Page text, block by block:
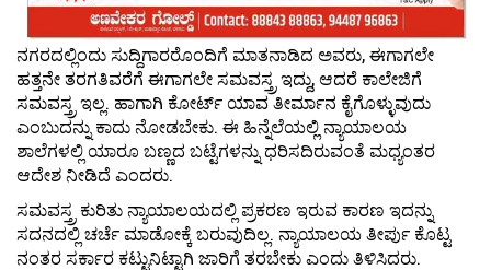
ನಗರದಲ್ಲಿಂದು ಸುದ್ದಿಗಾರರೊಂದಿಗೆ ಮಾತನಾಡಿದ ಅವರು, ಈಗಾಗಲೇ
ಹತ್ತನೇ ತರಗತಿವರೆಗೆ ಈಗಾಗಲೇ ಸಮವಸ್ತ್ರ ಇದ್ದು, ಆದರೆ ಕಾಲೇಜಿಗೆ
ಸಮವಸ್ತ್ರ ಇಲ್ಲ. ಹಾಗಾಗಿ ಕೋರ್ಟ್ ಯಾವ ತೀರ್ಮಾನ ಕೈಗೊಳ್ಳುವುದು
ಎಂಬುದನ್ನು ಕಾದು ನೋಡಬೇಕು. ಈ ಹಿನ್ನೆಲೆಯಲ್ಲಿ ನ್ಯಾಯಾಲಯ
ಶಾಲೆಗಳಲ್ಲಿ ಯಾರೂ ಬಣ್ಣದ ಬಟ್ಟೆಗಳನ್ನು ಧರಿಸದಿರುವಂತೆ ಮಧ್ಯಂತರ
ಆದೇಶ ನೀಡಿದೆ ಎಂದರು.
ಸಮವಸ್ತ್ರ ಕುರಿತು ನ್ಯಾಯಾಲಯದಲ್ಲಿ ಪ್ರಕರಣ ಇರುವ ಕಾರಣ ಇದನ್ನು
ಸದನದಲ್ಲಿ ಚರ್ಚೆ ಮಾಡೋಕ್ಕೆ ಬರುವುದಿಲ್ಲ. ನ್ಯಾಯಾಲಯ ತೀರ್ಪು ಕೊಟ್ಟ
ನಂತರ ಸರ್ಕಾರ ಕಟ್ಟುನಿಟ್ಟಾಗಿ ಜಾರಿಗೆ ತರಬೇಕು ಎಂದು ತಿಳಿಸಿದರು.